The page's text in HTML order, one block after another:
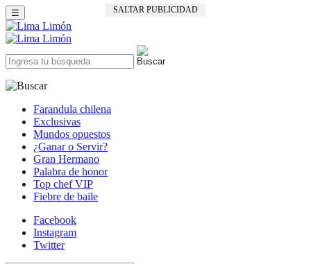
SALTAR PUBLICIDAD
☰
Farandula chilena
Exclusivas
Mundos opuestos
¿Ganar o Servir?
Gran Hermano
Palabra de honor
Top chef VIP
Fiebre de baile
Facebook
Instagram
Twitter